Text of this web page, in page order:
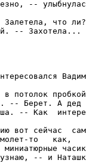
--
Залетела, что ли?
-- Захотела...
потолок
-- Берет. А дед
-- Как
вот сейчас
то   как,
-- и